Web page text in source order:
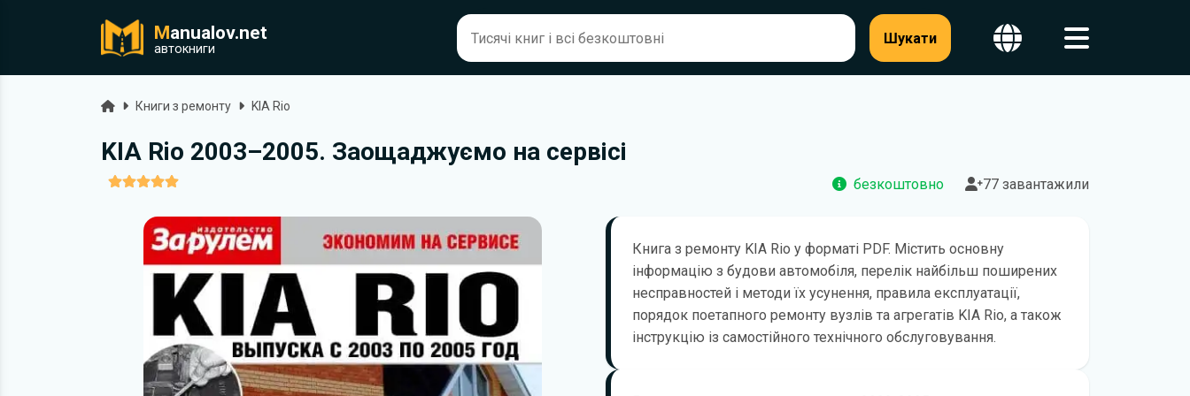
Manualov.net
автокниги
Шукати
ГоловнаКниги з ремонту KIA Rio
KIA Rio 2003–2005. Заощаджуємо на сервісі
безкоштовно 77 завантажили
Книга з ремонту KIA Rio у форматі PDF. Містить основну
інформацію з будови автомобіля, перелік найбільш поширених
несправностей і методи їх усунення, правила експлуатації,
порядок поетапного ремонту вузлів та агрегатів KIA Rio, а також
інструкцію із самостійного технічного обслуговування.